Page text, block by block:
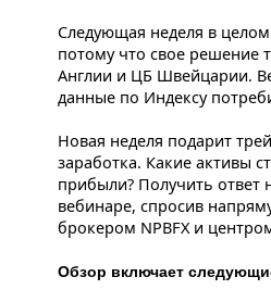
Следующая неделя в
потому что свое решение
Англии и ЦБ Швейцарии.
данные по Индексу
Новая неделя подарит
заработка. Какие активы
прибыли? Получить ответ
вебинаре, спросив
брокером NPBFX и
Обзор включает